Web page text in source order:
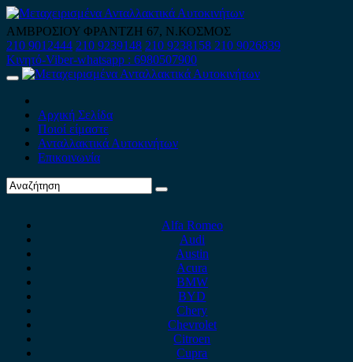
Skip
to
content
ΑΜΒΡΟΣΙΟΥ ΦΡΑΝΤΖΗ 67, Ν.ΚΟΣΜΟΣ
210 9012444 210 9239148 210 9238158 210 9026839
Κινητό-Viber-whatsapp : 6980507900
Primary
Αρχική Σελίδα
Ποιοί είμαστε
Ανταλλακτικά Αυτοκινήτων
Επικοινωνία
Alfa Romeo
Audi
Austin
Acura
BMW
BYD
Chery
Chevrolet
Citroen
Cupra